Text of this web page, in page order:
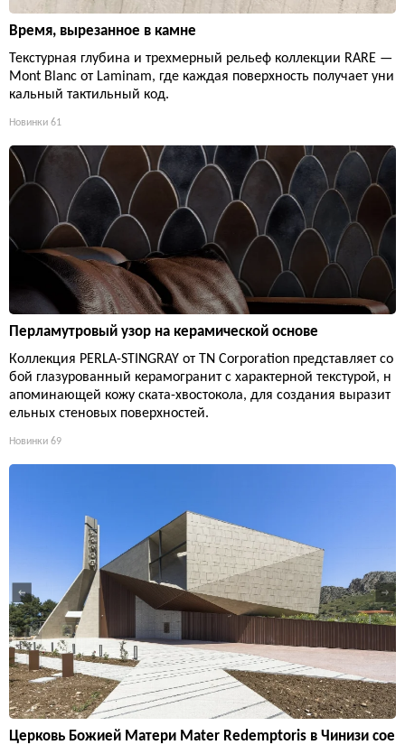
Время, вырезанное в камне
Текстурная глубина и трехмерный рельеф коллекции RARE —
Mont Blanc от Laminam, где каждая поверхность получает уни
кальный тактильный код.
Новинки 61
Перламутровый узор на керамической основе
Коллекция PERLA-STINGRAY от TN Corporation представляет со
бой глазурованный керамогранит с характерной текстурой, н
апоминающей кожу ската-хвостокола, для создания выразит
ельных стеновых поверхностей.
Новинки 69
Церковь Божией Матери Mater Redemptoris в Чинизи сое